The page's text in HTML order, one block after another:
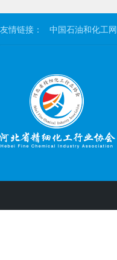
友情链接： 中国石油和化工网